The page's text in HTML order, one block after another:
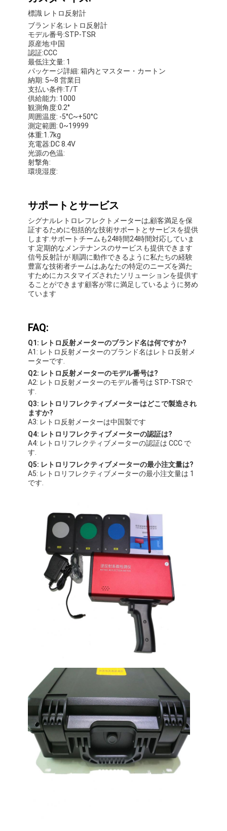
わたしたち に つい て
工場 ツアー
品質管理
連絡 ください
ニュース
事件
Retroreflectorのメートル
印Retroreflectometer
レトロの反射メートル
道の印の厚さゲージ
携帯用Retroreflectometer
手持ち型のRetroreflectometer
レトロの反射印
自転車の反射ステッカー
反射テープ ステッカー
車の反射ステッカー
標識 レトロ反射計
ブランド名:レトロ反射計
モデル番号:STP-TSR
原産地:中国
認証:CCC
最低注文量: 1
パッケージ詳細: 箱内とマスター・カートン
納期: 5~8 営業日
支払い条件:T/T
供給能力: 1000
観測角度:0.2°
周囲温度: -5°C~+50°C
測定範囲: 0~19999
体重:1.7kg
充電器:DC 8.4V
光源の色温:
射撃角:
環境湿度:
サポートとサービス
シグナルレトロレフレクトメーターは,顧客満足を保
証するために包括的な技術サポートとサービスを提供
します.サポートチームも24時間24時間対応していま
す.定期的なメンテナンスのサービスも提供できます
信号反射計が 順調に動作できるように私たちの経験
豊富な技術者チームは,あなたの特定のニーズを満た
すためにカスタマイズされたソリューションを提供す
ることができます顧客が常に満足しているように努め
ています
FAQ:
Q1: レトロ反射メーターのブランド名は何ですか?
A1: レトロ反射メーターのブランド名はレトロ反射メ
ーターです.
Q2: レトロ反射メーターのモデル番号は?
A2: レトロ反射メーターのモデル番号は STP-TSRで
す.
Q3: レトロリフレクティブメーターはどこで製造され
ますか?
A3: レトロ反射メーターは中国製です
Q4: レトロリフレクティブメーターの認証は?
A4: レトロリフレクティブメーターの認証は CCC で
す.
Q5: レトロリフレクティブメーターの最小注文量は?
A5: レトロリフレクティブメーターの最小注文量は 1
です.